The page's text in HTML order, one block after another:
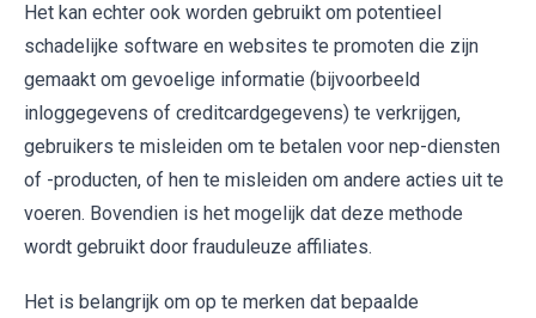
Het kan echter ook worden gebruikt om potentieel
schadelijke software en websites te promoten die zijn
gemaakt om gevoelige informatie (bijvoorbeeld
inloggegevens of creditcardgegevens) te verkrijgen,
gebruikers te misleiden om te betalen voor nep-diensten
of -producten, of hen te misleiden om andere acties uit te
voeren. Bovendien is het mogelijk dat deze methode
wordt gebruikt door frauduleuze affiliates.
Het is belangrijk om op te merken dat bepaalde